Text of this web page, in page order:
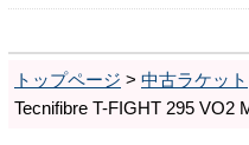
トップページ > 中古ラケット
Tecnifibre T-FIGHT 295 VO2